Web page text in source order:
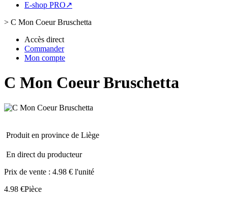
E-shop PRO↗
> C Mon Coeur Bruschetta
Accès direct
Commander
Mon compte
C Mon Coeur Bruschetta
Produit en province de Liège
En direct du producteur
Prix de vente : 4.98 € l'unité
4.98 €Pièce